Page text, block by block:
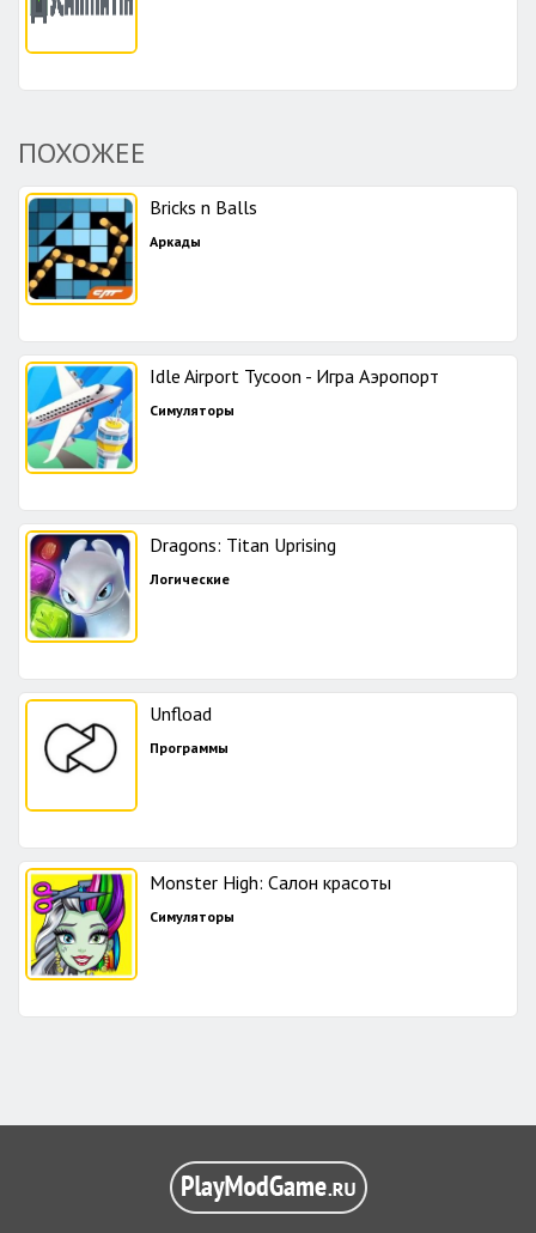
ПОХОЖЕЕ
Bricks n Balls
Аркады
Idle Airport Tycoon - Игра Аэропорт
Симуляторы
Dragons: Titan Uprising
Логические
Unfload
Программы
Monster High: Салон красоты
Симуляторы